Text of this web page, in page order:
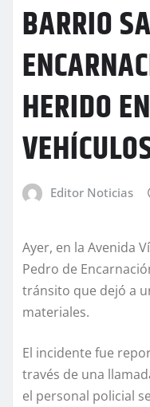
BARRIO
HERIDO
Editor Noticias
Ayer, en la Avenida
Pedro de
tránsito que dejó a
materiales.
El incidente fue
través de una
el personal policial